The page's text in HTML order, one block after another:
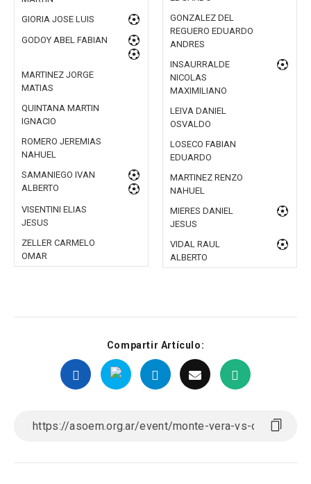
GIORIA JOSE LUIS
GODOY ABEL FABIAN
MARTINEZ JORGE
MATIAS
QUINTANA MARTIN
IGNACIO
ROMERO JEREMIAS
NAHUEL
SAMANIEGO IVAN
ALBERTO
VISENTINI ELIAS
JESUS
ZELLER CARMELO
OMAR
GONZALEZ DEL
REGUERO EDUARDO
ANDRES
INSAURRALDE
NICOLAS
MAXIMILIANO
LEIVA DANIEL
OSVALDO
LOSECO FABIAN
EDUARDO
MARTINEZ RENZO
NAHUEL
MIERES DANIEL
JESUS
VIDAL RAUL
ALBERTO
Compartir Artículo: